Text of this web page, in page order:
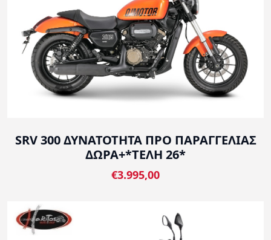
SRV 300 ΔΥΝΑΤΟΤΗΤΑ ΠΡΟ ΠΑΡΑΓΓΕΛΙΑΣ
ΔΩΡΑ+*ΤΕΛΗ 26*
€3.995,00